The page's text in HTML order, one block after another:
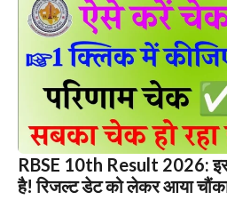
RBSE 10th Result 2026: इस
है! रिजल्ट डेट को लेकर आया